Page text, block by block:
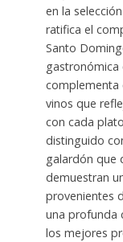
en la
ratifica el
Santo
gastronómica
complementa
vinos que
con cada
distinguido
galardón que
demuestran
provenientes
una profunda
los mejores